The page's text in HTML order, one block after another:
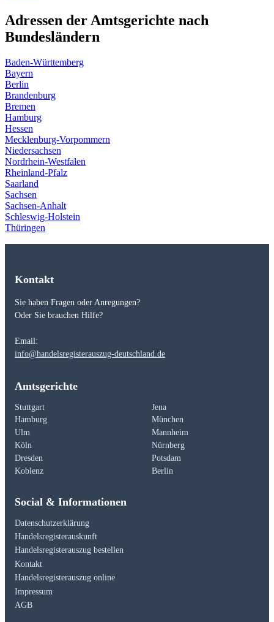
Adressen der Amtsgerichte nach
Bundesländern
Baden-Württemberg
Bayern
Berlin
Brandenburg
Bremen
Hamburg
Hessen
Mecklenburg-Vorpommern
Niedersachsen
Nordrhein-Westfalen
Rheinland-Pfalz
Saarland
Sachsen
Sachsen-Anhalt
Schleswig-Holstein
Thüringen
Kontakt
Sie haben Fragen oder Anregungen?
Oder Sie brauchen Hilfe?
Email:
info@handelsregisterauszug-deutschland.de
Amtsgerichte
Stuttgart
Jena
Hamburg
München
Ulm
Mannheim
Köln
Nürnberg
Dresden
Potsdam
Koblenz
Berlin
Social & Informationen
Datenschutzerklärung
Handelsregisterauskunft
Handelsregisterauszug bestellen
Kontakt
Handelsregisterauszug online
Impressum
AGB